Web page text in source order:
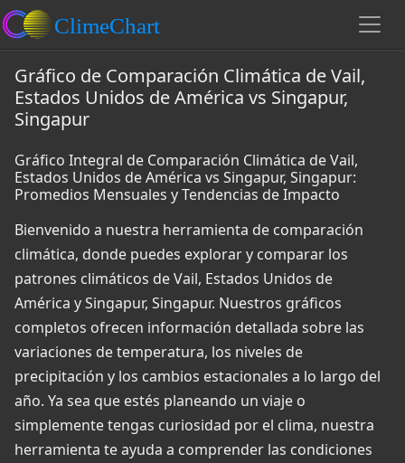
Gráfico de Comparación Climática de Vail,
Estados Unidos de América vs Singapur,
Singapur
Gráfico Integral de Comparación Climática de Vail,
Estados Unidos de América vs Singapur, Singapur:
Promedios Mensuales y Tendencias de Impacto
Bienvenido a nuestra herramienta de comparación
climática, donde puedes explorar y comparar los
patrones climáticos de Vail, Estados Unidos de
América y Singapur, Singapur. Nuestros gráficos
completos ofrecen información detallada sobre las
variaciones de temperatura, los niveles de
precipitación y los cambios estacionales a lo largo del
año. Ya sea que estés planeando un viaje o
simplemente tengas curiosidad por el clima, nuestra
herramienta te ayuda a comprender las condiciones